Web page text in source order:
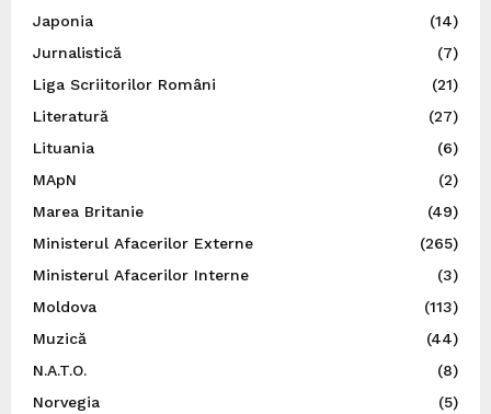
Japonia
(14)
Jurnalistică
(7)
Liga Scriitorilor Români
(21)
Literatură
(27)
Lituania
(6)
MApN
(2)
Marea Britanie
(49)
Ministerul Afacerilor Externe
(265)
Ministerul Afacerilor Interne
(3)
Moldova
(113)
Muzică
(44)
N.A.T.O.
(8)
Norvegia
(5)